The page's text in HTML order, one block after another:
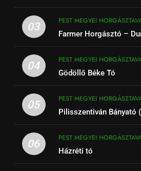
03
PEST MEGYEI
Farmer Horgásztó –
04
PEST MEGYEI
Gödöllő Béke Tó
05
PEST MEGYEI
Pilisszentiván Bányató
06
PEST MEGYEI
Házréti tó